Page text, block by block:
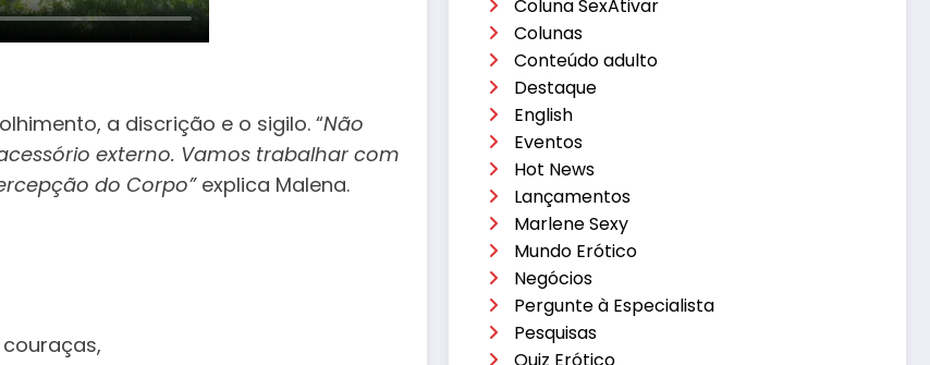
a discrição e o sigilo. “Não
externo. Vamos trabalhar com
do Corpo”explica Malena.
Coluna SexAtivar
Colunas
Conteúdo adulto
Destaque
English
Eventos
Hot News
Lançamentos
Marlene Sexy
Mundo Erótico
Negócios
Pergunte à Especialista
Pesquisas
Quiz Erótico